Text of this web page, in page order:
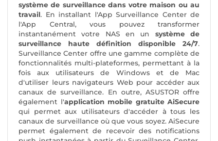
système de surveillance dans votre maison ou au
travail. En installant l'App Surveillance Center de
l'App Central, vous pouvez transformer
instantanément votre NAS en un système de
surveillance haute définition disponible 24/7.
Surveillance Center offre une gamme complète de
fonctionnalités multi-plateformes, permettant à la
fois aux utilisateurs de Windows et de Mac
d'utiliser leurs navigateurs Web pour accéder aux
canaux de surveillance. En outre, ASUSTOR offre
également l'application mobile gratuite AiSecure
qui permet aux utilisateurs d'accéder à tous les
canaux de surveillance où que vous soyez. AiSecure
permet également de recevoir des notifications